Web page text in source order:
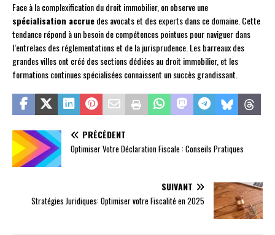
Face à la complexification du droit immobilier, on observe une
spécialisation accruedes avocats et des experts dans ce domaine. Cette
tendance répond à un besoin de compétences pointues pour naviguer dans
l’entrelacs des réglementations et de la jurisprudence. Les barreaux des
grandes villes ont créé des sections dédiées au droit immobilier, et les
formations continues spécialisées connaissent un succès grandissant.
PRÉCÉDENT
Optimiser Votre Déclaration Fiscale : Conseils Pratiques
SUIVANT
Stratégies Juridiques: Optimiser votre Fiscalité en 2025